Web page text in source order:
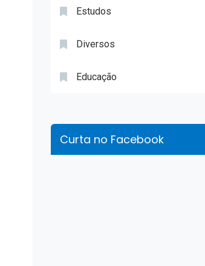
Estudos
Diversos
Educação
Curta no Facebook